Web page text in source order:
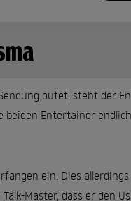
outet, steht der
Entertainer
ein. Dies
Master, dass er den